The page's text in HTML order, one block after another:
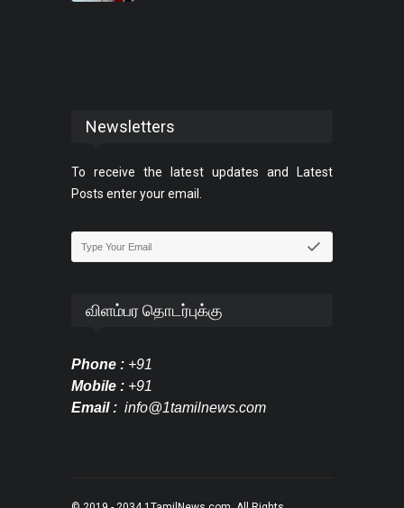
Newsletters
To receive the latest updates and Latest
Posts enter your email.
விளம்பர தொடர்புக்கு
Phone : +91
Mobile : +91
Email : info@1tamilnews.com